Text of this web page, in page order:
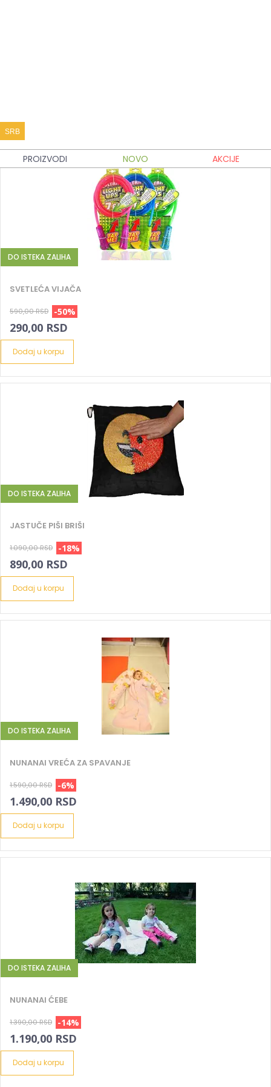
SRB
PROIZVODI NOVO AKCIJE
DO ISTEKA ZALIHA
SVETLEĆA VIJAČA
590,00 RSD -50%
290,00 RSD
Dodaj u korpu
DO ISTEKA ZALIHA
JASTUČE PIŠI BRIŠI
1.090,00 RSD -18%
890,00 RSD
Dodaj u korpu
DO ISTEKA ZALIHA
NUNANAI VREĆA ZA SPAVANJE
1.590,00 RSD -6%
1.490,00 RSD
Dodaj u korpu
DO ISTEKA ZALIHA
NUNANAI ĆEBE
1.390,00 RSD -14%
1.190,00 RSD
Dodaj u korpu